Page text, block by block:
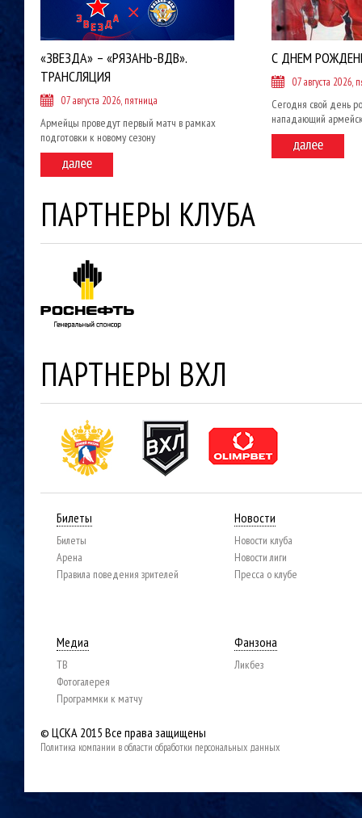
«ЗВЕЗДА» – «РЯЗАНЬ-ВДВ».
ТРАНСЛЯЦИЯ
07 августа 2026, пятница
Армейцы проведут первый матч в рамках
подготовки к новому сезону
С ДНЕМ
07 августа 2026,
Сегодня свой день
нападающий
ПАРТНЕРЫ КЛУБА
ПАРТНЕРЫ ВХЛ
Билеты
Билеты
Арена
Правила поведения зрителей
Новости
Новости клуба
Новости лиги
Пресса о клубе
Медиа
ТВ
Фотогалерея
Программки к матчу
Фанзона
Ликбез
© ЦСКА 2015 Все права защищены
Политика компании в области обработки персональных данных